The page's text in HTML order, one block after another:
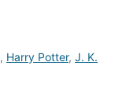
, Harry Potter, J. K.